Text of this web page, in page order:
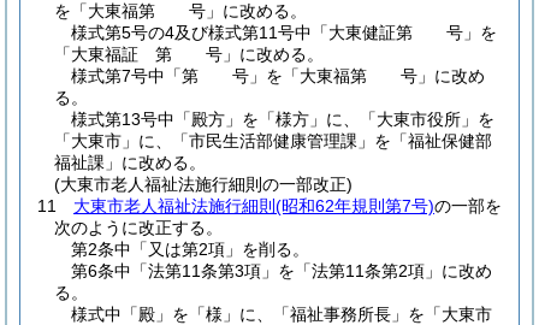
を「大東福第 号」に改める。
様式第5号の4及び様式第11号中「大東健証第 号」を
「大東福証 第 号」に改める。
様式第7号中「第 号」を「大東福第 号」に改め
る。
様式第13号中「殿方」を「様方」に、「大東市役所」を
「大東市」に、「市民生活部健康管理課」を「福祉保健部
福祉課」に改める。
(大東市老人福祉法施行細則の一部改正)
11
大東市老人福祉法施行細則 (昭和62年規則第7号)の一部を
次のように改正する。
第2条中「又は第2項」を削る。
第6条中「法第11条第3項」を「法第11条第2項」に改め
る。
様式中「殿」を「様」に、「福祉事務所長」を「大東市